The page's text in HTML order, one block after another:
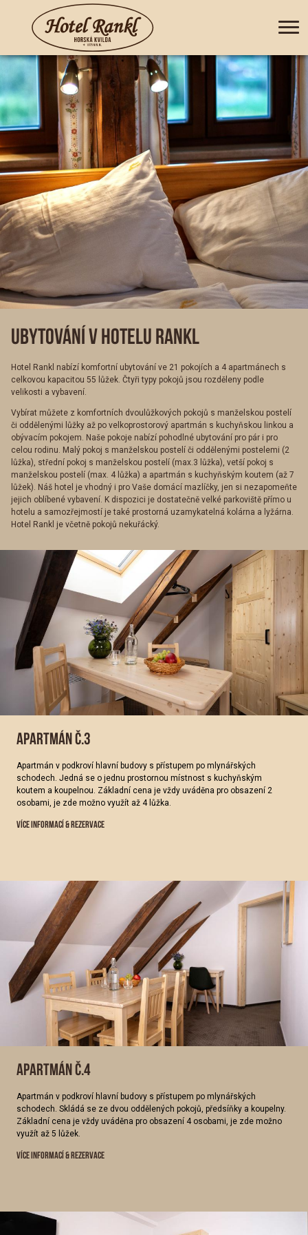
+420 388 435 044
UBYTOVÁNÍ V HOTELU RANKL
Hotel Rankl nabízí komfortní ubytování ve 21 pokojích a 4 apartmánech s
celkovou kapacitou 55 lůžek. Čtyři typy pokojů jsou rozděleny podle
velikosti a vybavení.
Vybírat můžete z komfortních dvoulůžkových pokojů s manželskou postelí
či oddělenými lůžky až po velkoprostorový apartmán s kuchyňskou linkou a
obývacím pokojem. Naše pokoje nabízí pohodlné ubytování pro pár i pro
celou rodinu. Malý pokoj s manželskou postelí či oddělenými postelemi (2
lůžka), střední pokoj s manželskou postelí (max.3 lůžka), vetší pokoj s
manželskou postelí (max. 4 lůžka) a apartmán s kuchyňským koutem (až 7
lůžek). Náš hotel je vhodný i pro Vaše domácí mazlíčky, jen si nezapomeňte
jejich oblíbené vybavení. K dispozici je dostatečně velké parkoviště přímo u
hotelu a samozřejmostí je také prostorná uzamykatelná kolárna a lyžárna.
Hotel Rankl je včetně pokojů nekuřácký.
APARTMÁN Č.3
Apartmán v podkroví hlavní budovy s přístupem po mlynářských
schodech. Jedná se o jednu prostornou místnost s kuchyňským
koutem a koupelnou. Základní cena je vždy uváděna pro obsazení 2
osobami, je zde možno využít až 4 lůžka.
VÍCE INFORMACÍ & REZERVACE
APARTMÁN Č.4
Apartmán v podkroví hlavní budovy s přístupem po mlynářských
schodech. Skládá se ze dvou oddělených pokojů, předsíňky a koupelny.
Základní cena je vždy uváděna pro obsazení 4 osobami, je zde možno
využít až 5 lůžek.
VÍCE INFORMACÍ & REZERVACE